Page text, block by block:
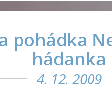
pohádka
hádanka
4. 12. 2009